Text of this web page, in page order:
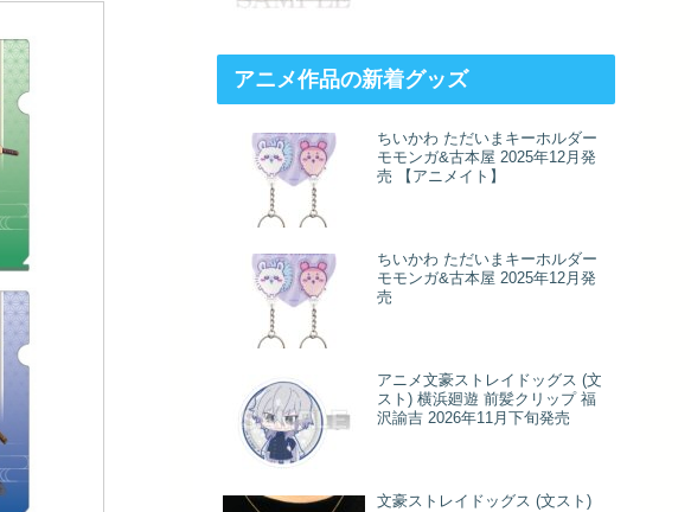
アニメ作品の新着グッズ
ちいかわ ただいまキーホルダー
モモンガ&古本屋 2025年12月発
売 【アニメイト】
ちいかわ ただいまキーホルダー
モモンガ&古本屋 2025年12月発
売
アニメ文豪ストレイドッグス (文
スト) 横浜廻遊 前髪クリップ 福
沢諭吉 2026年11月下旬発売
文豪ストレイドッグス (文スト)